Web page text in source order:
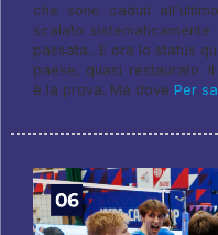
che sono caduti
scalato
passata.. E ora lo status
paese, quasi restaurato.
è la prova. Ma dove Per